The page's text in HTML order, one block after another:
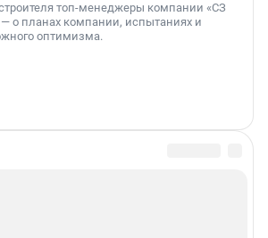
топ-менеджеры компании «СЗ
— о планах компании, испытаниях и
оптимизма.